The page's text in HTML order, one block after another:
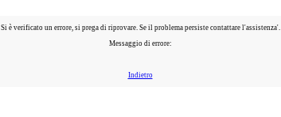
Si è verificato un errore, si prega di riprovare. Se il problema persiste contattare l'assistenza'.
Messaggio di errore:
Indietro